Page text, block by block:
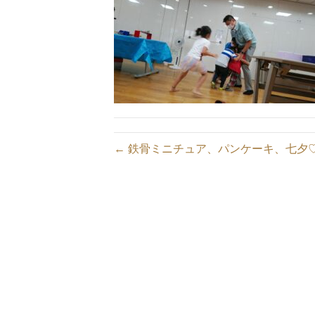
← 鉄骨ミニチュア、パンケーキ、七夕